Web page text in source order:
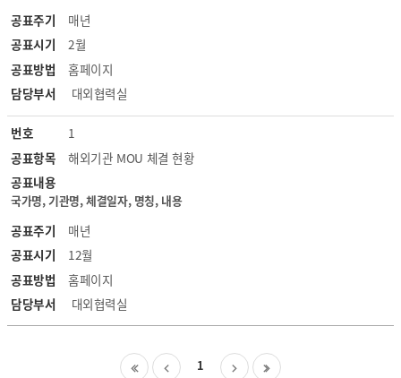
기부금 운용현황
현
황
록
공표주기
매년
공표시기
2월
공표방법
홈페이지
담당부서
대외협력실
번호
1
공표항목
해외기관 MOU 체결 현황
공표내용
국가명, 기관명, 체결일자, 명칭, 내용
공표주기
매년
공표시기
12월
공표방법
홈페이지
담당부서
대외협력실
1